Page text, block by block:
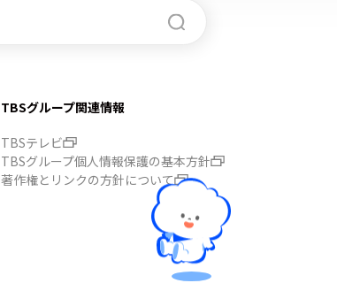
TBSグループ関連情報
TBSテレビ
TBSグループ個人情報保護の基本方針
著作権とリンクの方針について